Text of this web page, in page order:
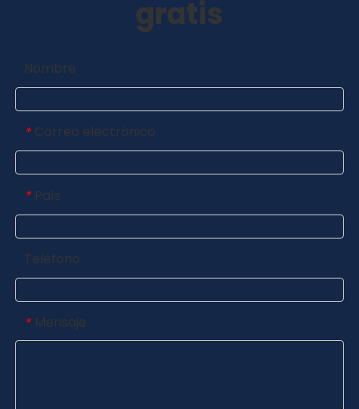
gratis
Nombre
* Correo electrónico
* País
Teléfono
* Mensaje